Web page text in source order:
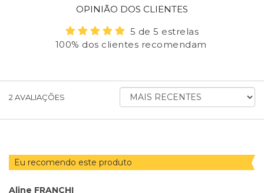
OPINIÃO DOS CLIENTES
5 de 5 estrelas
100% dos clientes recomendam
2AVALIAÇÕES
ORDENAR
AVALIAÇÕES
Eu recomendo este produto
Aline FRANCHI